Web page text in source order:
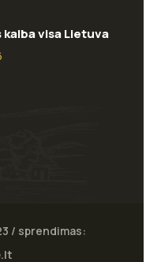
visa Lietuva
/ sprendimas: